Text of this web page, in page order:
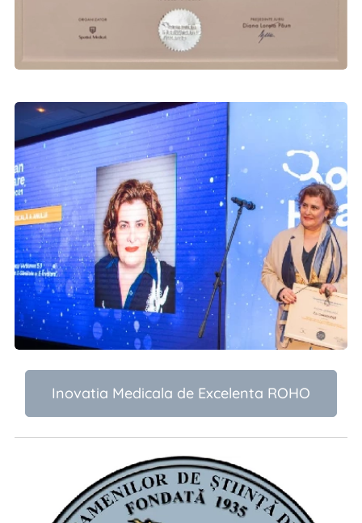
Inovatia Medicala de Excelenta ROHO